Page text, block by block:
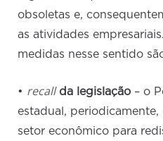
obsoletas e,
as atividades
medidas nesse sentido
• recallda legislação – o
estadual,
setor econômico para